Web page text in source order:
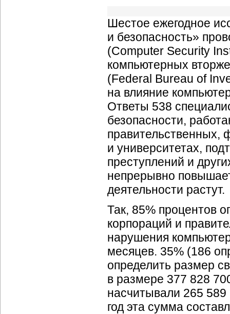
Шестое ежегодное
и безопасность»
(Computer Security
компьютерных
(Federal Bureau of
на влияние
Ответы 538
безопасности,
правительственных,
и университетах,
преступлений и
непрерывно
деятельности растут.
Так, 85% процентов
корпораций и
нарушения
месяцев. 35% (186
определить размер
в размере 377 828
насчитывали 265
год эта сумма